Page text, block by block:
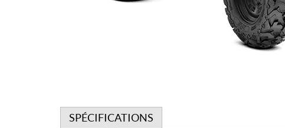
SPÉCIFICATIONS